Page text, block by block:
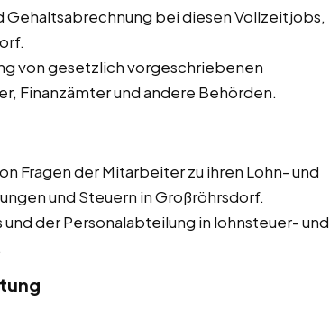
Gehaltsabrechnung bei diesen Vollzeitjobs,
von gesetzlich vorgeschriebenen
Finanzämter und andere Behörden.
Fragen der Mitarbeiter zu ihren Lohn- und
und Steuern in Großröhrsdorf.
der Personalabteilung in lohnsteuer- und